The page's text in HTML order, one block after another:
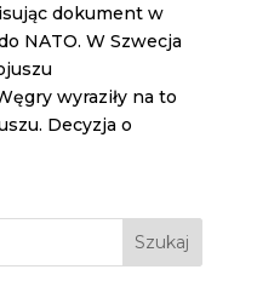
dokument w
NATO. W Szwecja
wyraziły na to
Decyzja o
Szukaj